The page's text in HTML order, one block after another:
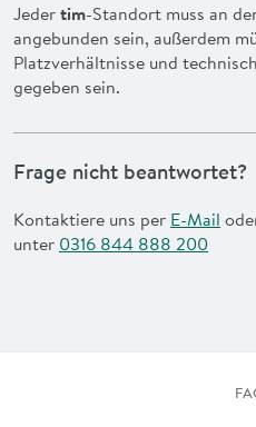
FAQ
Jedertim-Standort muss an
angebunden sein, außerdem
Platzverhältnisse und
gegeben sein.
Frage nicht beantwortet?
Kontaktiere uns per E-Mail
unter 0316 844 888 200